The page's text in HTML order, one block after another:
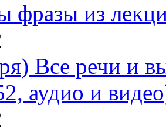
фразы из
Все речи и
аудио и